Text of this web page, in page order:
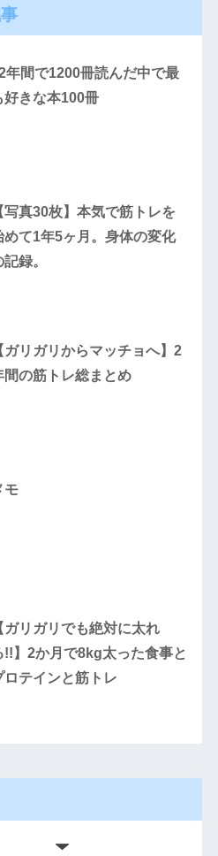
年間で1200冊読んだ中で最
好きな本100冊
写真30枚】本気で筋トレを
めて1年5ヶ月。身体の変化
記録。
ガリガリからマッチョへ】2
間の筋トレ総まとめ
モ
ガリガリでも絶対に太れ
!!】2か月で8kg太った食事と
ロテインと筋トレ